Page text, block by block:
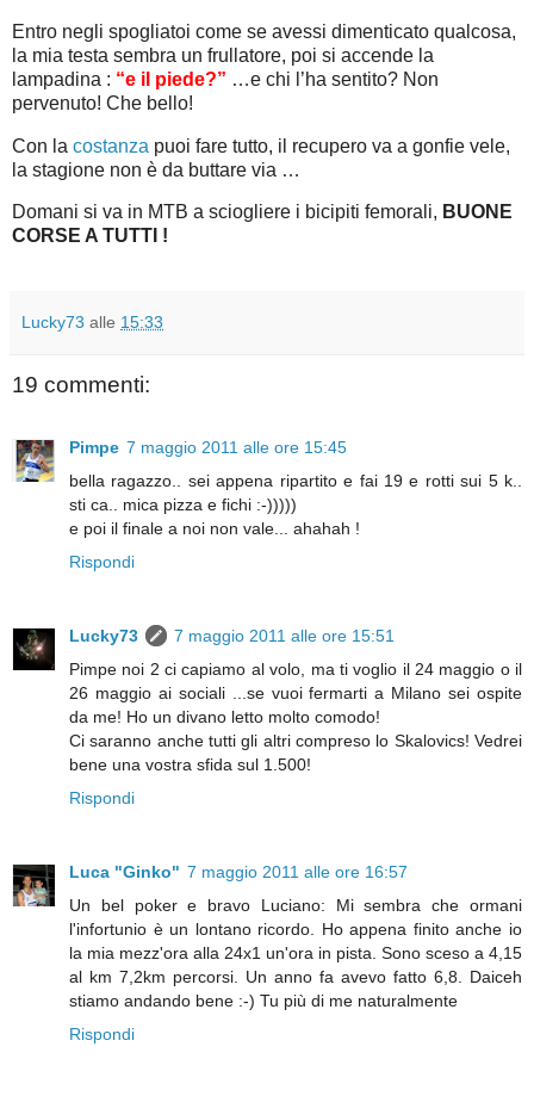
Entro negli spogliatoi come se avessi dimenticato qualcosa,
la mia testa sembra un frullatore, poi si accende la
lampadina : “e il piede?” …e chi l’ha sentito? Non
pervenuto! Che bello!
Con la costanza puoi fare tutto, il recupero va a gonfie vele,
la stagione non è da buttare via …
Domani si va in MTB a sciogliere i bicipiti femorali, BUONE
CORSE A TUTTI !
Lucky73 alle 15:33
19 commenti:
Pimpe 7 maggio 2011 alle ore 15:45
bella ragazzo.. sei appena ripartito e fai 19 e rotti sui 5 k..
sti ca.. mica pizza e fichi :-)))))
e poi il finale a noi non vale... ahahah !
Rispondi
Lucky73
7 maggio 2011 alle ore 15:51
Pimpe noi 2 ci capiamo al volo, ma ti voglio il 24 maggio o il
26 maggio ai sociali ...se vuoi fermarti a Milano sei ospite
da me! Ho un divano letto molto comodo!
Ci saranno anche tutti gli altri compreso lo Skalovics! Vedrei
bene una vostra sfida sul 1.500!
Rispondi
Luca "Ginko" 7 maggio 2011 alle ore 16:57
Un bel poker e bravo Luciano: Mi sembra che ormani
l'infortunio è un lontano ricordo. Ho appena finito anche io
la mia mezz'ora alla 24x1 un'ora in pista. Sono sceso a 4,15
al km 7,2km percorsi. Un anno fa avevo fatto 6,8. Daiceh
stiamo andando bene :-) Tu più di me naturalmente
Rispondi